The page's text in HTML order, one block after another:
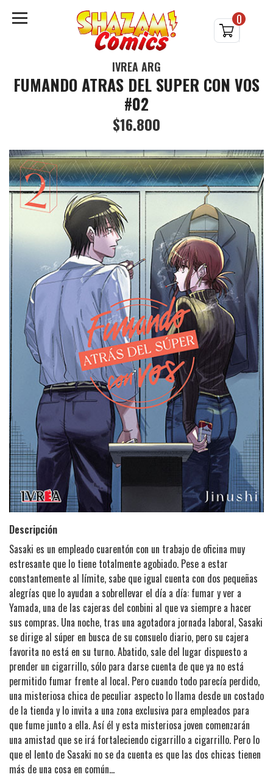
0
IVREA ARG
FUMANDO ATRAS DEL SUPER CON VOS
#02
$16.800
Descripción
Sasaki es un empleado cuarentón con un trabajo de oficina muy
estresante que lo tiene totalmente agobiado. Pese a estar
constantemente al límite, sabe que igual cuenta con dos pequeñas
alegrías que lo ayudan a sobrellevar el día a día: fumar y ver a
Yamada, una de las cajeras del conbini al que va siempre a hacer
sus compras. Una noche, tras una agotadora jornada laboral, Sasaki
se dirige al súper en busca de su consuelo diario, pero su cajera
favorita no está en su turno. Abatido, sale del lugar dispuesto a
prender un cigarrillo, sólo para darse cuenta de que ya no está
permitido fumar frente al local. Pero cuando todo parecía perdido,
una misteriosa chica de peculiar aspecto lo llama desde un costado
de la tienda y lo invita a una zona exclusiva para empleados para
que fume junto a ella. Así él y esta misteriosa joven comenzarán
una amistad que se irá fortaleciendo cigarrillo a cigarrillo. Pero lo
que el lento de Sasaki no se da cuenta es que las dos chicas tienen
más de una cosa en común…